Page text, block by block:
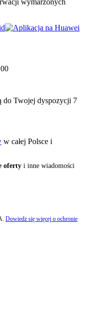
wymarzonych
do Twojej dyspozycji 7
w całej Polsce i
oferty i inne wiadomości
Dowiedz się więcej o ochronie